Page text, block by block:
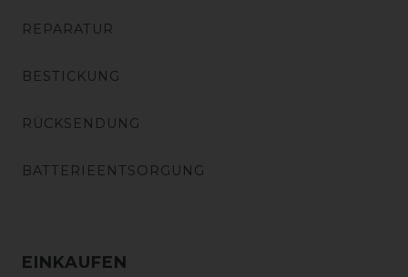
REPARATUR
BESTICKUNG
RÜCKSENDUNG
BATTERIEENTSORGUNG
EINKAUFEN